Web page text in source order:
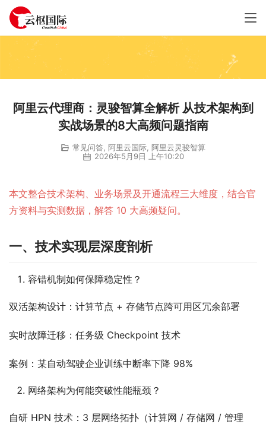
阿里云代理商：灵骏智算全解析 从技术架构到
实战场景的8大高频问题指南
常见问答 阿里云国际 阿里云灵骏智算
2026年5月9日 上午10:20
本文整合技术架构、业务场景及开通流程三大维度，结合官
方资料与实测数据，解答 10 大高频疑问。
一、技术实现层深度剖析
容错机制如何保障稳定性？
双活架构设计：计算节点 + 存储节点跨可用区冗余部署
实时故障迁移：任务级 Checkpoint 技术
案例：某自动驾驶企业训练中断率下降 98%
网络架构为何能突破性能瓶颈？
自研 HPN 技术：3 层网络拓扑（计算网 / 存储网 / 管理